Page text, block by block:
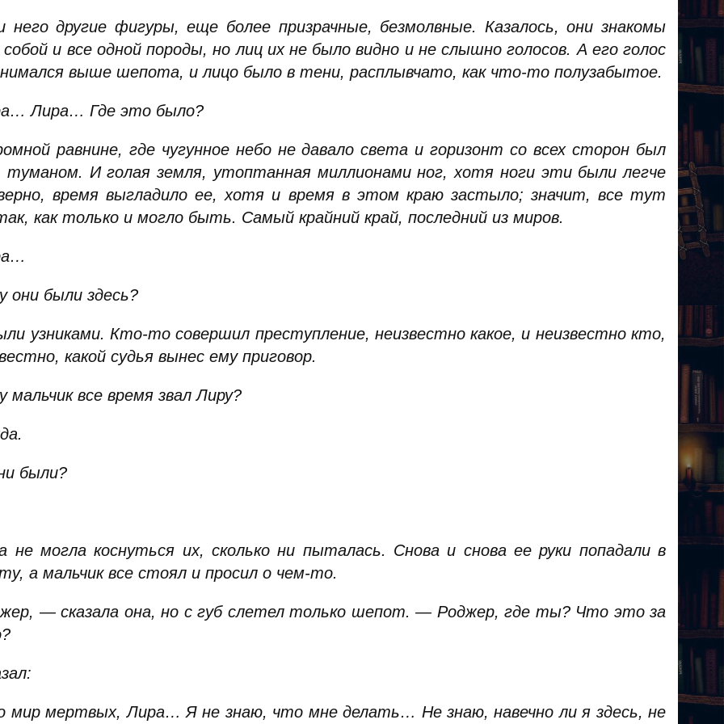
него другие фигуры, еще более призрачные, безмолвные. Казалось, они знакомы
и все одной породы, но лиц их не было видно и не слышно голосов. А его голос
выше шепота, и лицо было в тени, расплывчато, как что-то полузабытое.
Лира… Где это было?
равнине, где чугунное небо не давало света и горизонт со всех сторон был
туманом. И голая земля, утоптанная миллионами ног, хотя ноги эти были легче
время выгладило ее, хотя и время в этом краю застыло; значит, все тут
как только и могло быть. Самый крайний край, последний из миров.
они были здесь?
узниками. Кто-то совершил преступление, неизвестно какое, и неизвестно кто,
какой судья вынес ему приговор.
мальчик все время звал Лиру?
были?
не могла коснуться их, сколько ни пыталась. Снова и снова ее руки попадали в
а мальчик все стоял и просил о чем-то.
— сказала она, но с губ слетел только шепот. — Роджер, где ты? Что это за
мертвых, Лира… Я не знаю, что мне делать… Не знаю, навечно ли я здесь, не